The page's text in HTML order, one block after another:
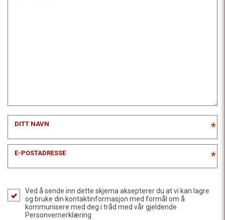
DITT NAVN *
E-POSTADRESSE *
Ved å sende inn dette skjema aksepterer du at vi kan lagre
og bruke din kontaktinformasjon med formål om å
kommunisere med deg i tråd med vår gjeldende
Personvernerklæring